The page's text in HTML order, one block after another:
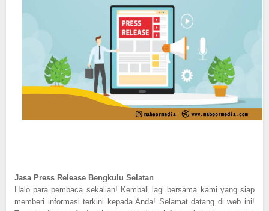
Jasa Press Release Bengkulu Selatan
Halo para pembaca sekalian! Kembali lagi bersama kami yang siap
memberi informasi terkini kepada Anda! Selamat datang di web ini!